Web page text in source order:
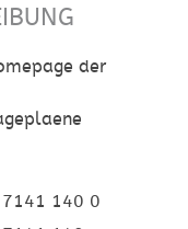
der
140 0